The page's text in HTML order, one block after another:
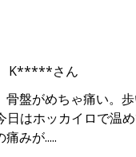
さん
骨盤がめちゃ痛い。
日はホッカイロで温
痛みが.....